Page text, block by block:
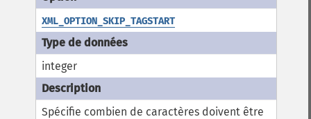
XML_OPTION_SKIP_TAGSTART
integer
Spécifie combien de caractères doivent être